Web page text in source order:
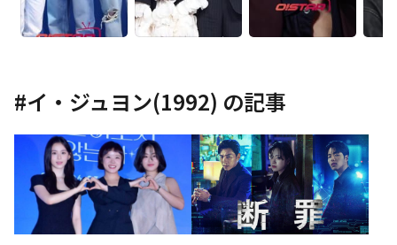
#イ・ジュヨン(1992) の記事